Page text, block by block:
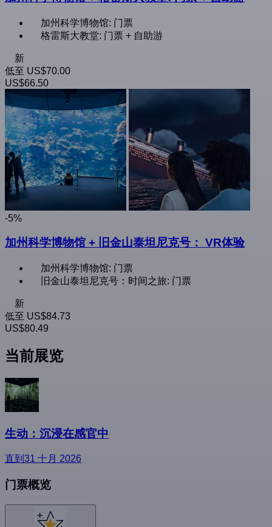
加州科学博物馆: 门票
格雷斯大教堂: 门票 + 自助游
新
低至 US$70.00
US$66.50
-5%
加州科学博物馆 + 旧金山泰坦尼克号： VR体验
加州科学博物馆: 门票
旧金山泰坦尼克号：时间之旅: 门票
新
低至 US$84.73
US$80.49
当前展览
生动：沉浸在感官中
直到31 十月 2026
门票概览